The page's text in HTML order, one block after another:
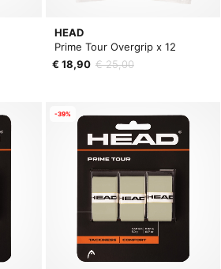
HEAD
Prime Tour Overgrip x 12
€ 18,90 € 25,00
-39%